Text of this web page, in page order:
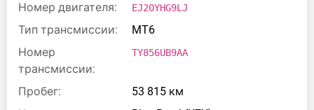
Номер двигателя:
EJ20YHG9LJ
Тип трансмиссии:
MT6
Номер
трансмиссии:
TY856UB9AA
Пробег:
53 815 км